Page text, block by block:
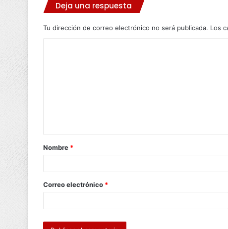
Deja una respuesta
Tu dirección de correo electrónico no será publicada. Los
a
r
*
Nombre *
Correo electrónico *